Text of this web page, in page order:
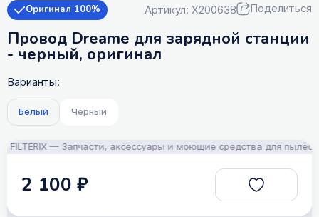
Оригинал 100% Артикул: X200638 Поделиться
Провод Dreame для зарядной станции
- черный, оригинал
Варианты:
Белый Черный
— Запчасти, аксессуары и моющие средства для
2 100 ₽